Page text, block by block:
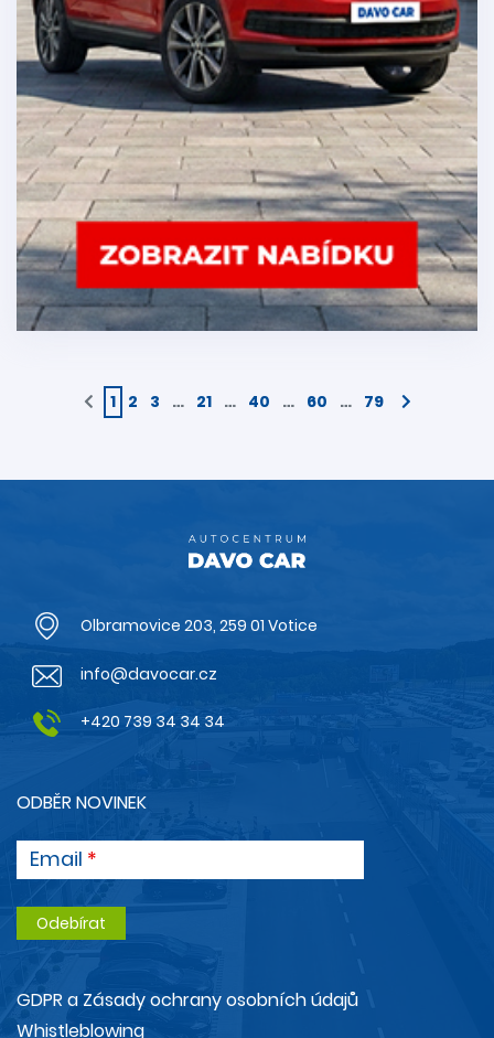
1 2 3 … 21 … 40 … 60 … 79
Olbramovice 203, 259 01 Votice
info@davocar.cz
+420 739 34 34 34
ODBĚR NOVINEK
Email
GDPR a Zásady ochrany osobních údajů
Whistleblowing